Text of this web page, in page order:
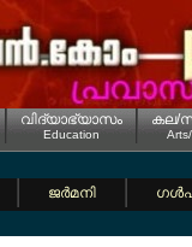
വിദ്യാഭ്യാസം
Education
കല/
ജര്‍മനി